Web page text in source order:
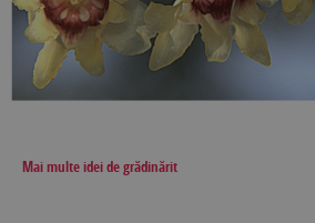
Mai multe idei de grădinărit